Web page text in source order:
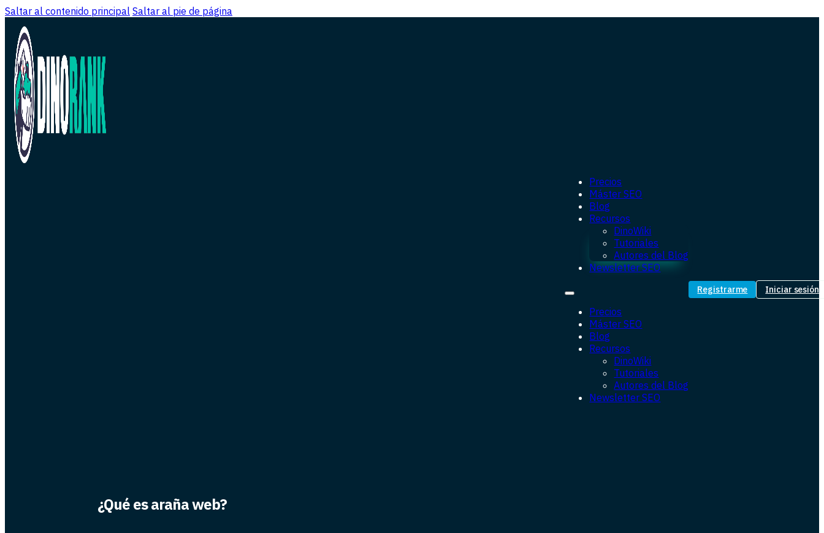
Saltar al contenido principal Saltar al pie de página
Precios
Máster SEO
Blog
Recursos
DinoWiki
Tutoriales
Autores del Blog
Newsletter SEO
Precios
Máster SEO
Blog
Recursos
DinoWiki
Tutoriales
Autores del Blog
Newsletter SEO
Registrarme Iniciar sesión
¿Qué es araña web?